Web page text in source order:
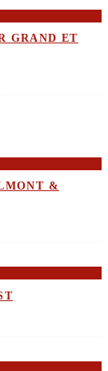
GRAND ET
&